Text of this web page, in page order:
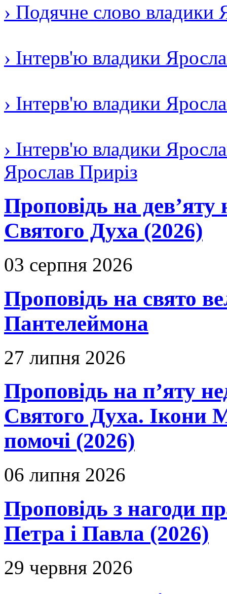
› Подячне слово владики
› Інтерв'ю владики
› Інтерв'ю владики
› Інтерв'ю владики
Ярослав Приріз
Проповідь на дев’яту
Святого Духа (2026)
03 серпня 2026
Проповідь на свято
Пантелеймона
27 липня 2026
Проповідь на п’яту
Святого Духа. Ікони
помочі (2026)
06 липня 2026
Проповідь з нагоди
Петра і Павла (2026)
29 червня 2026